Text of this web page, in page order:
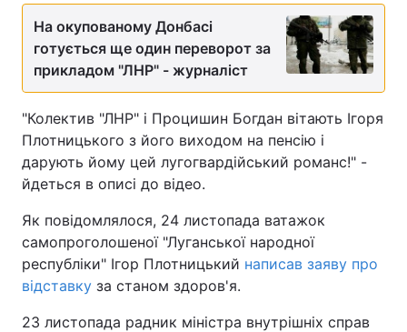
На окупованому Донбасі
готується ще один переворот за
прикладом "ЛНР" - журналіст
"Колектив "ЛНР" і Процишин Богдан вітають Ігоря
Плотницького з його виходом на пенсію і
дарують йому цей лугогвардійський романс!" -
йдеться в описі до відео.
Як повідомлялося, 24 листопада ватажок
самопроголошеної "Луганської народної
республіки" Ігор Плотницький написав заяву про
відставку за станом здоров'я.
23 листопада радник міністра внутрішніх справ